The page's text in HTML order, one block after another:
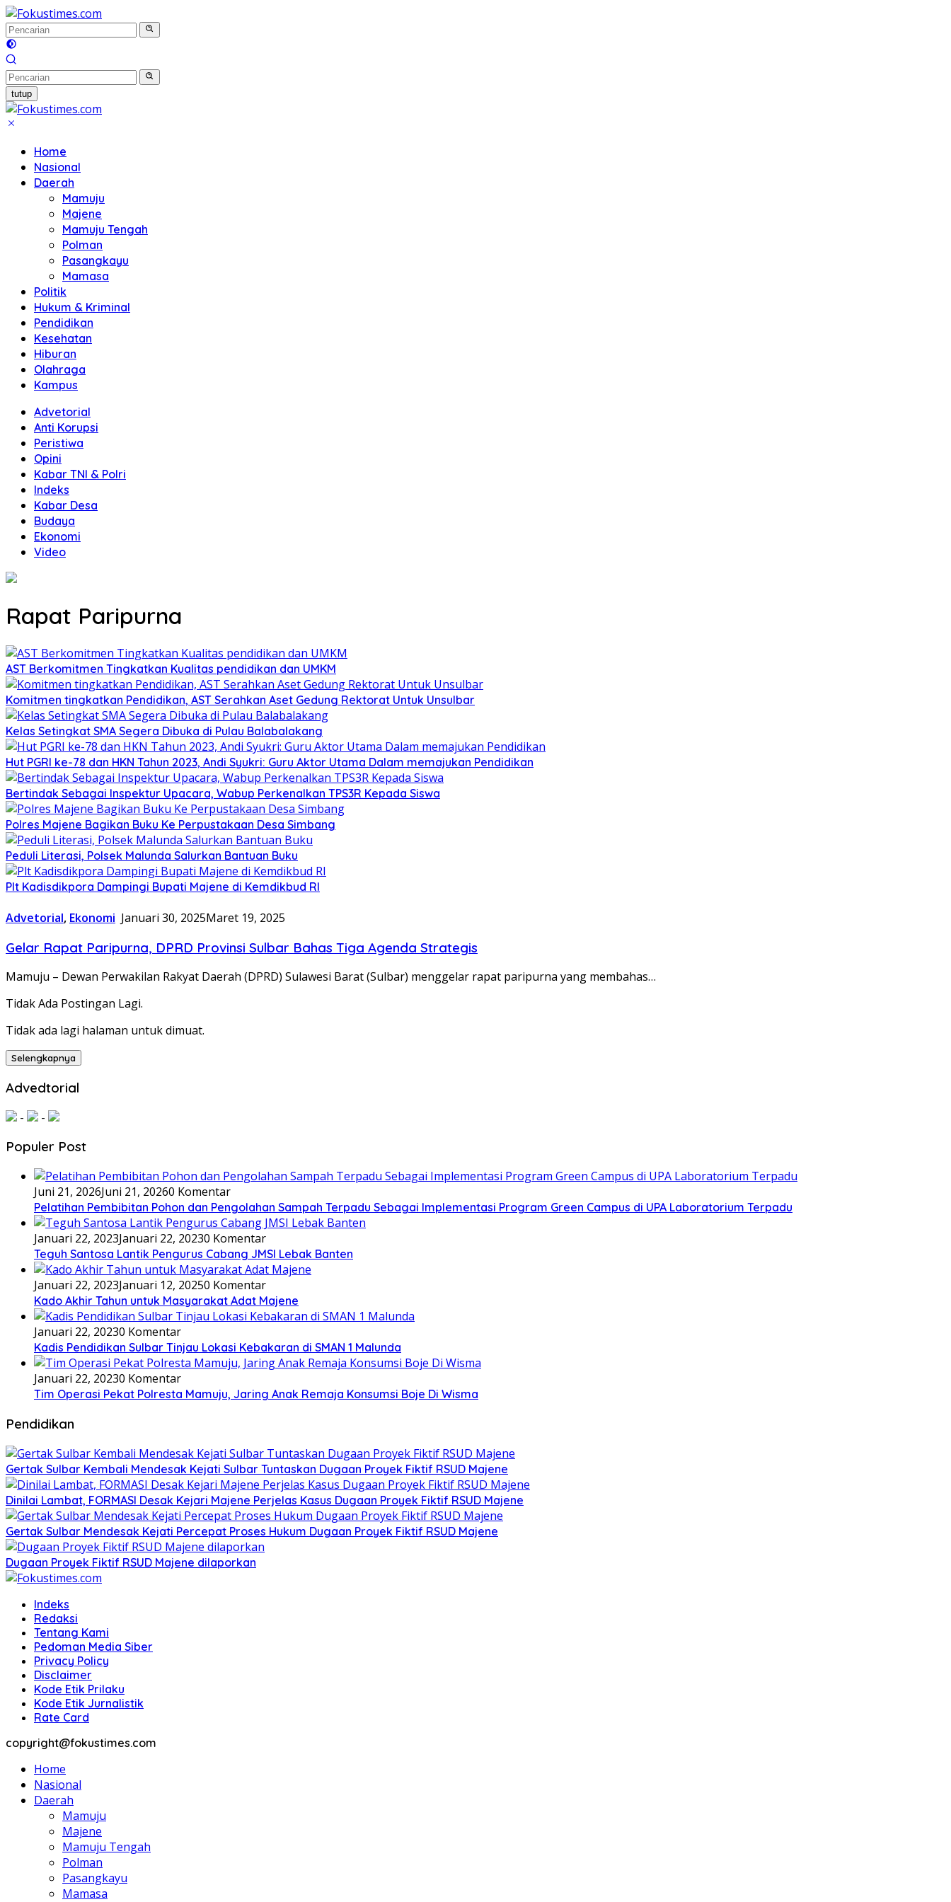
Langsung
ke
konten
tutup
Home
Nasional
Daerah
Mamuju
Majene
Mamuju Tengah
Polman
Pasangkayu
Mamasa
Politik
Hukum & Kriminal
Pendidikan
Kesehatan
Hiburan
Olahraga
Kampus
Advetorial
Anti Korupsi
Peristiwa
Opini
Kabar TNI & Polri
Indeks
Kabar Desa
Budaya
Ekonomi
Video
Rapat Paripurna
AST Berkomitmen Tingkatkan Kualitas pendidikan dan UMKM
Komitmen tingkatkan Pendidikan, AST Serahkan Aset Gedung Rektorat Untuk Unsulbar
Kelas Setingkat SMA Segera Dibuka di Pulau Balabalakang
Hut PGRI ke-78 dan HKN Tahun 2023, Andi Syukri: Guru Aktor Utama Dalam memajukan Pendidikan
Bertindak Sebagai Inspektur Upacara, Wabup Perkenalkan TPS3R Kepada Siswa
Polres Majene Bagikan Buku Ke Perpustakaan Desa Simbang
Peduli Literasi, Polsek Malunda Salurkan Bantuan Buku
Plt Kadisdikpora Dampingi Bupati Majene di Kemdikbud RI
Advetorial, Ekonomi Januari 30, 2025Maret 19, 2025
Gelar Rapat Paripurna, DPRD Provinsi Sulbar Bahas Tiga Agenda Strategis
Mamuju – Dewan Perwakilan Rakyat Daerah (DPRD) Sulawesi Barat (Sulbar) menggelar rapat paripurna yang membahas…
Tidak Ada Postingan Lagi.
Tidak ada lagi halaman untuk dimuat.
Selengkapnya
Advedtorial
- -
Populer Post
Juni 21, 2026Juni 21, 20260 Komentar
Pelatihan Pembibitan Pohon dan Pengolahan Sampah Terpadu Sebagai Implementasi Program Green Campus di UPA Laboratorium Terpadu
Januari 22, 2023Januari 22, 20230 Komentar
Teguh Santosa Lantik Pengurus Cabang JMSI Lebak Banten
Januari 22, 2023Januari 12, 20250 Komentar
Kado Akhir Tahun untuk Masyarakat Adat Majene
Januari 22, 20230 Komentar
Kadis Pendidikan Sulbar Tinjau Lokasi Kebakaran di SMAN 1 Malunda
Januari 22, 20230 Komentar
Tim Operasi Pekat Polresta Mamuju, Jaring Anak Remaja Konsumsi Boje Di Wisma
Pendidikan
Gertak Sulbar Kembali Mendesak Kejati Sulbar Tuntaskan Dugaan Proyek Fiktif RSUD Majene
Dinilai Lambat, FORMASI Desak Kejari Majene Perjelas Kasus Dugaan Proyek Fiktif RSUD Majene
Gertak Sulbar Mendesak Kejati Percepat Proses Hukum Dugaan Proyek Fiktif RSUD Majene
Dugaan Proyek Fiktif RSUD Majene dilaporkan
Indeks
Redaksi
Tentang Kami
Pedoman Media Siber
Privacy Policy
Disclaimer
Kode Etik Prilaku
Kode Etik Jurnalistik
Rate Card
copyright@fokustimes.com
Home
Nasional
Daerah
Mamuju
Majene
Mamuju Tengah
Polman
Pasangkayu
Mamasa